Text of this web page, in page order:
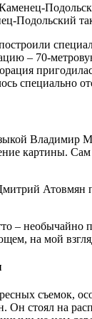
Подольский
– 70-
специально
Владимир
картины.
Атовмян
– необычайно
на мой
съемок,
Он стоял на